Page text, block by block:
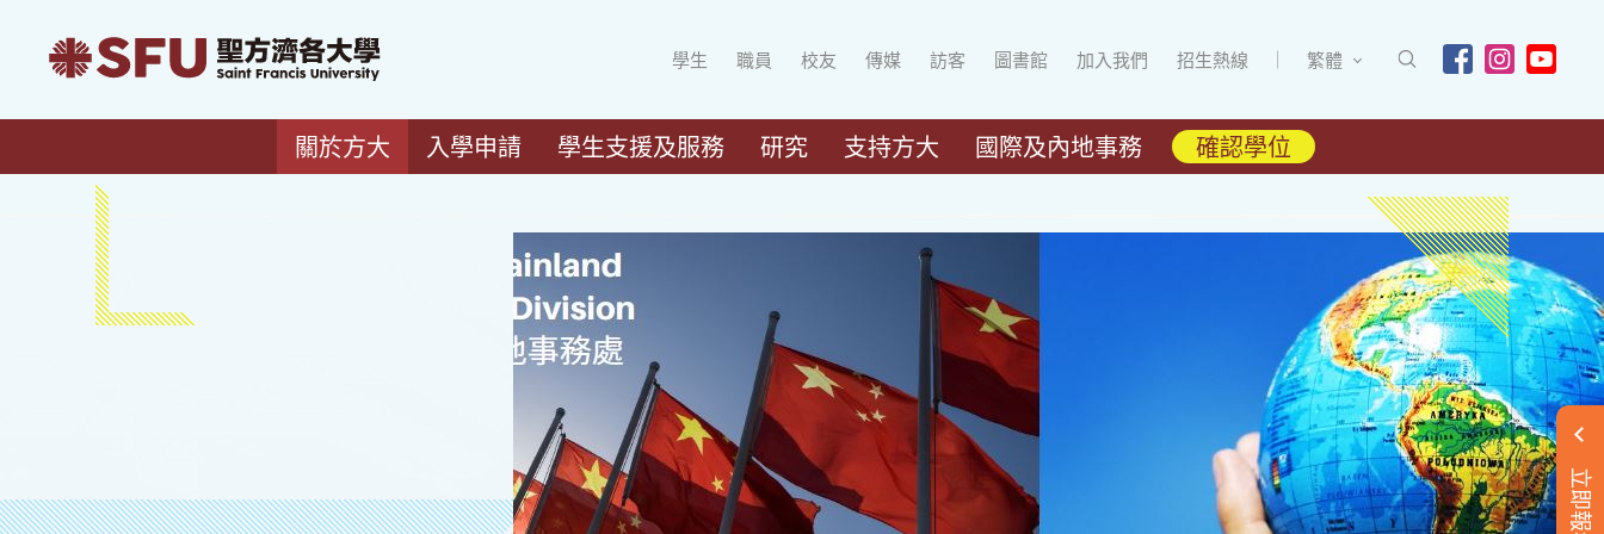
學生 職員 校友 傳媒 訪客 圖書館 加入我們 招生熱線 繁體
關於方大 入學申請 學生支援及服務 研究 支持方大 國際及內地事務 確認學位
立即報名